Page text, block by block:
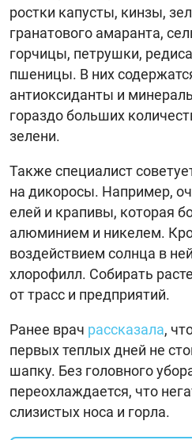
ростки капусты, кинзы,
гранатового амаранта,
горчицы, петрушки,
пшеницы. В них
антиоксиданты и
гораздо больших
зелени.
Также специалист
на дикоросы. Например,
елей и крапивы, которая
алюминием и никелем.
воздействием солнца в
хлорофилл. Собирать
от трасс и предприятий.
Ранее врач рассказала,
первых теплых дней не
шапку. Без головного
переохлаждается, что
слизистых носа и горла.